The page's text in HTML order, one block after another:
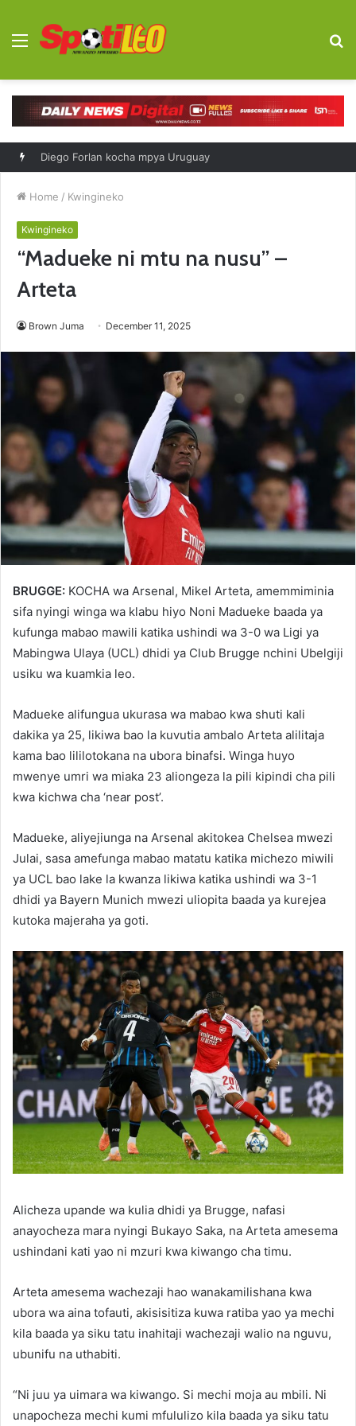
Menu
Diego Forlan kocha mpya Uruguay
Home / Kwingineko
Kwingineko
“Madueke ni mtu na nusu” –
Arteta
Brown Juma December 11, 2025
BRUGGE: KOCHA wa Arsenal, Mikel Arteta, amemmiminia
sifa nyingi winga wa klabu hiyo Noni Madueke baada ya
kufunga mabao mawili katika ushindi wa 3-0 wa Ligi ya
Mabingwa Ulaya (UCL) dhidi ya Club Brugge nchini Ubelgiji
usiku wa kuamkia leo.
Madueke alifungua ukurasa wa mabao kwa shuti kali
dakika ya 25, likiwa bao la kuvutia ambalo Arteta alilitaja
kama bao lililotokana na ubora binafsi. Winga huyo
mwenye umri wa miaka 23 aliongeza la pili kipindi cha pili
kwa kichwa cha ‘near post’.
Madueke, aliyejiunga na Arsenal akitokea Chelsea mwezi
Julai, sasa amefunga mabao matatu katika michezo miwili
ya UCL bao lake la kwanza likiwa katika ushindi wa 3-1
dhidi ya Bayern Munich mwezi uliopita baada ya kurejea
kutoka majeraha ya goti.
Alicheza upande wa kulia dhidi ya Brugge, nafasi
anayocheza mara nyingi Bukayo Saka, na Arteta amesema
ushindani kati yao ni mzuri kwa kiwango cha timu.
Arteta amesema wachezaji hao wanakamilishana kwa
ubora wa aina tofauti, akisisitiza kuwa ratiba yao ya mechi
kila baada ya siku tatu inahitaji wachezaji walio na nguvu,
ubunifu na uthabiti.
“Ni juu ya uimara wa kiwango. Si mechi moja au mbili. Ni
unapocheza mechi kumi mfululizo kila baada ya siku tatu